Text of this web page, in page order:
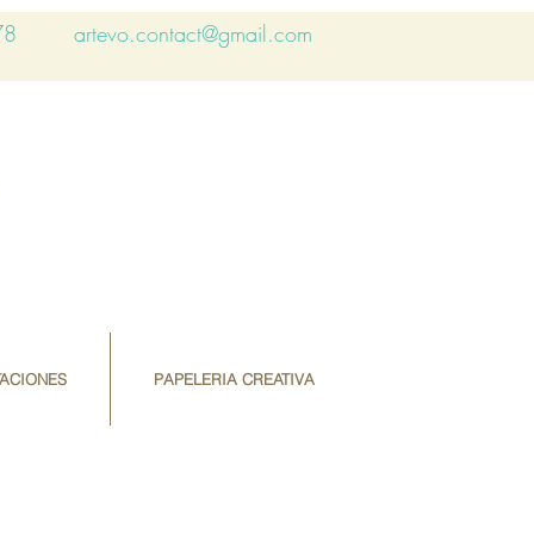
artevo.contact@gmail.com
PAPELERIA CREATIVA